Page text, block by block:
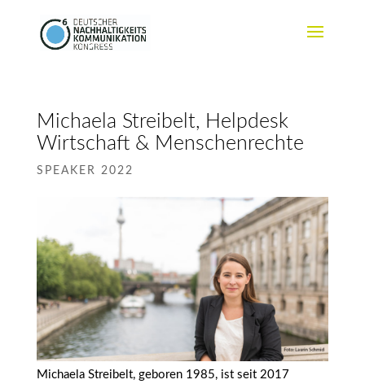
Michaela Streibelt, Helpdesk
Wirtschaft & Menschenrechte
SPEAKER 2022
Michaela Streibelt, geboren 1985, ist seit 2017